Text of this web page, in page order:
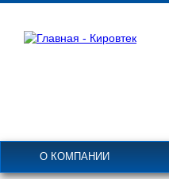
О КОМПАНИИ